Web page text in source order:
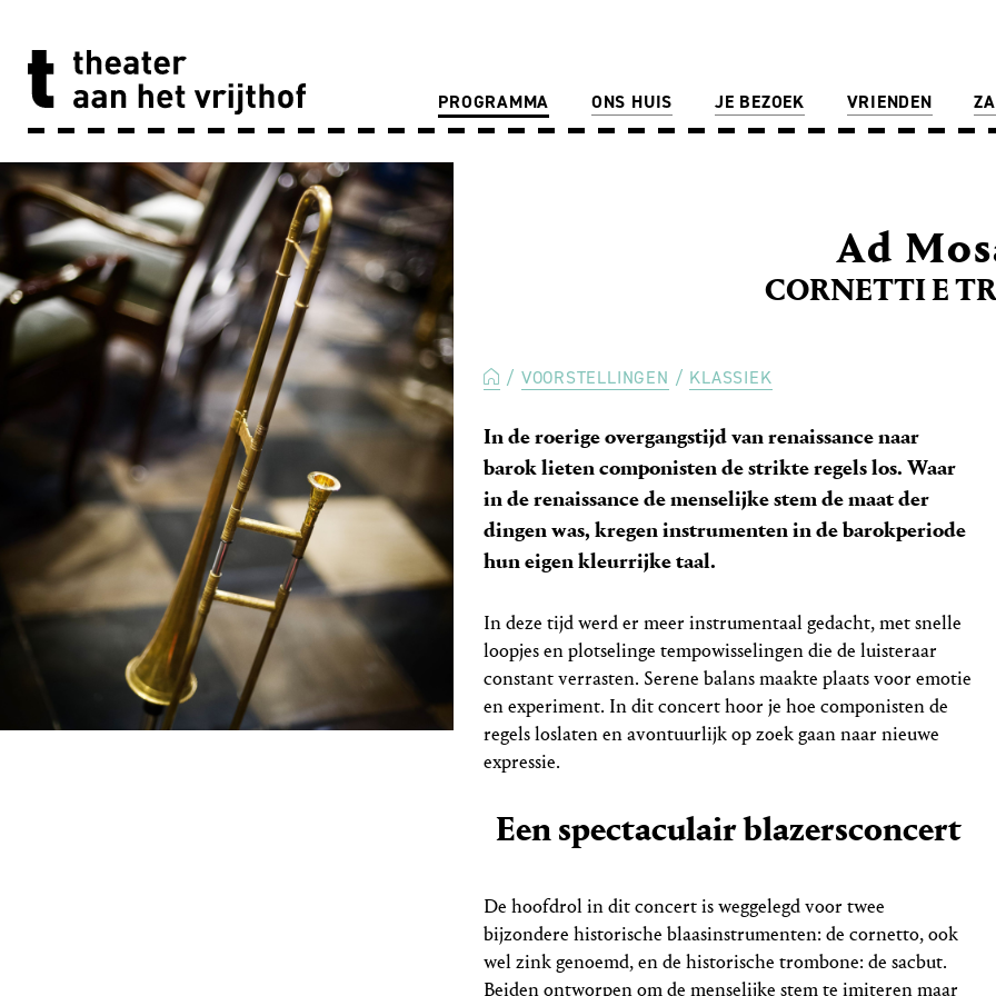
PROGRAMMA ONS HUIS JE BEZOEK VRIENDEN
CORNETTI E
Ad
VOORSTELLINGEN KLASSIEK
In de roerige overgangstijd van renaissance naar
barok lieten componisten de strikte regels los. Waar
in de renaissance de menselijke stem de maat der
dingen was, kregen instrumenten in de barokperiode
hun eigen kleurrijke taal.
In deze tijd werd er meer instrumentaal gedacht, met snelle
loopjes en plotselinge tempowisselingen die de luisteraar
constant verrasten. Serene balans maakte plaats voor emotie
en experiment. In dit concert hoor je hoe componisten de
regels loslaten en avontuurlijk op zoek gaan naar nieuwe
expressie.
Een spectaculair blazersconcert
De hoofdrol in dit concert is weggelegd voor twee
bijzondere historische blaasinstrumenten: de cornetto, ook
wel zink genoemd, en de historische trombone: de sacbut.
Beiden ontworpen om de menselijke stem te imiteren maar